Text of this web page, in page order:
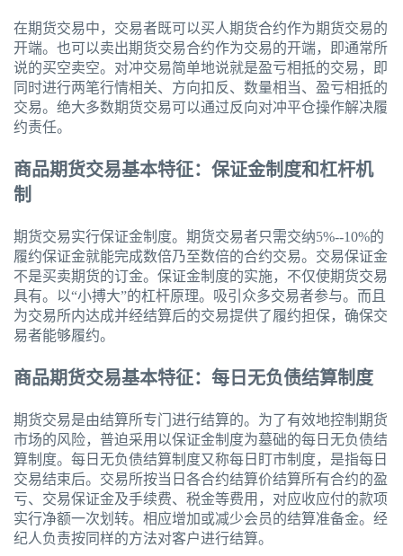
在期货交易中，交易者既可以买人期货合约作为期货交易的
开端。也可以卖出期货交易合约作为交易的开端，即通常所
说的买空卖空。对冲交易简单地说就是盈亏相抵的交易，即
同时进行两笔行情相关、方向扣反、数量相当、盈亏相抵的
交易。绝大多数期货交易可以通过反向对冲平仓操作解决履
约责任。
商品期货交易基本特征：保证金制度和杠杆机
制
期货交易实行保证金制度。期货交易者只需交纳5%--10%的
履约保证金就能完成数倍乃至数倍的合约交易。交易保证金
不是买卖期货的订金。保证金制度的实施，不仅使期货交易
具有。以“小搏大”的杠杆原理。吸引众多交易者参与。而且
为交易所内达成并经结算后的交易提供了履约担保，确保交
易者能够履约。
商品期货交易基本特征：每日无负债结算制度
期货交易是由结算所专门进行结算的。为了有效地控制期货
市场的风险，普迫采用以保证金制度为墓础的每日无负债结
算制度。每日无负债结算制度又称每日盯市制度，是指每日
交易结束后。交易所按当日各合约结算价结算所有合约的盈
亏、交易保证金及手续费、税金等费用，对应收应付的款项
实行净额一次划转。相应增加或减少会员的结算准备金。经
纪人负责按同样的方法对客户进行结算。